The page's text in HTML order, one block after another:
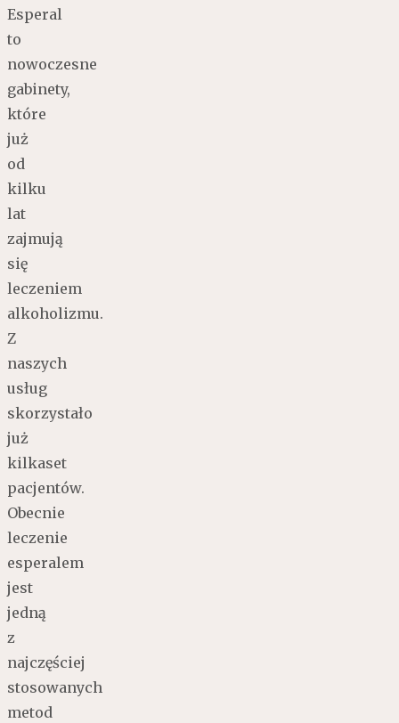
Esperal
to
nowoczesne
gabinety,
które
już
od
kilku
lat
zajmują
się
leczeniem
alkoholizmu.
Z
naszych
usług
skorzystało
już
kilkaset
pacjentów.
Obecnie
leczenie
esperalem
jest
jedną
z
najczęściej
stosowanych
metod